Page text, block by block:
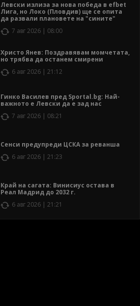
Левски излиза за нова победа в efbet
Лига, но Локо (Пловдив) ще се опита
да развали плановете на "сините"
7 авг 2026 | 08:00
Христо Янев: Поздравявам момчетата,
но трябва да останем смирени
6 авг 2026 | 21:12
Гинко Василев пред Sportal.bg: Най-
важното е Левски да е зад нас
7 авг 2026 | 08:21
Сенси предупреди ЦСКА за реванша
6 авг 2026 | 21:23
Край на сагата: Винисиус остава в
Реал Мадрид до 2032 г.
6 авг 2026 | 21:21